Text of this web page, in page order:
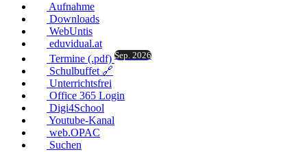
Aufnahme
Downloads
WebUntis
eduvidual.at
Termine (.pdf) Sep. 2026
Schulbuffet 🔗
Unterrichtsfrei
Office 365 Login
Digi4School
Youtube-Kanal
web.OPAC
Suchen